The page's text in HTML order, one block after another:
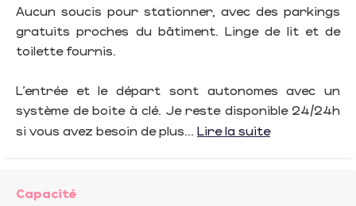
Aucun soucis pour stationner, avec des parkings
gratuits proches du bâtiment. Linge de lit et de
toilette fournis.
L’entrée et le départ sont autonomes avec un
système de boite à clé. Je reste disponible 24/24h
si vous avez besoin de plus... Lire la suite
Capacité